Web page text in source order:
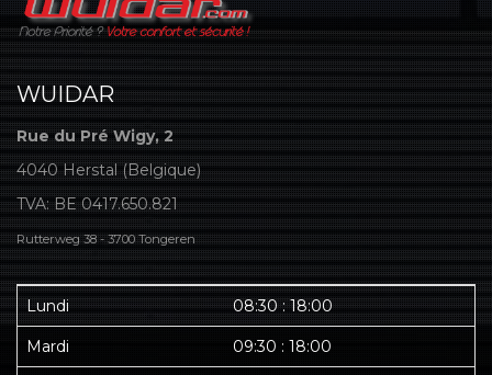
WUIDAR
Rue du Pré Wigy, 2
4040 Herstal (Belgique)
TVA: BE 0417.650.821
Rutterweg 38 - 3700 Tongeren
Lundi 08:30 : 18:00
Mardi 09:30 : 18:00